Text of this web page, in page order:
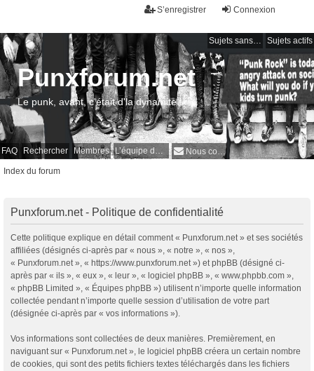
Connexion
S’enregistrer
Sujets sans réponse Sujets actifs
FAQ Rechercher Membres L’équipe du forum Nous contacter
Punxforum.net
Le punk, avant, c'était d'la dynamite !
Index du forum
Punxforum.net - Politique de confidentialité
Cette politique explique en détail comment « Punxforum.net » et ses sociétés
affiliées (désignés ci-après par « nous », « notre », « nos »,
« Punxforum.net », « https://www.punxforum.net ») et phpBB (désigné ci-
après par « ils », « eux », « leur », « logiciel phpBB », « www.phpbb.com »,
« phpBB Limited », « Équipes phpBB ») utilisent n’importe quelle information
collectée pendant n’importe quelle session d’utilisation de votre part
(désignée ci-après par « vos informations »).
Vos informations sont collectées de deux manières. Premièrement, en
naviguant sur « Punxforum.net », le logiciel phpBB créera un certain nombre
de cookies, qui sont des petits fichiers textes téléchargés dans les fichiers